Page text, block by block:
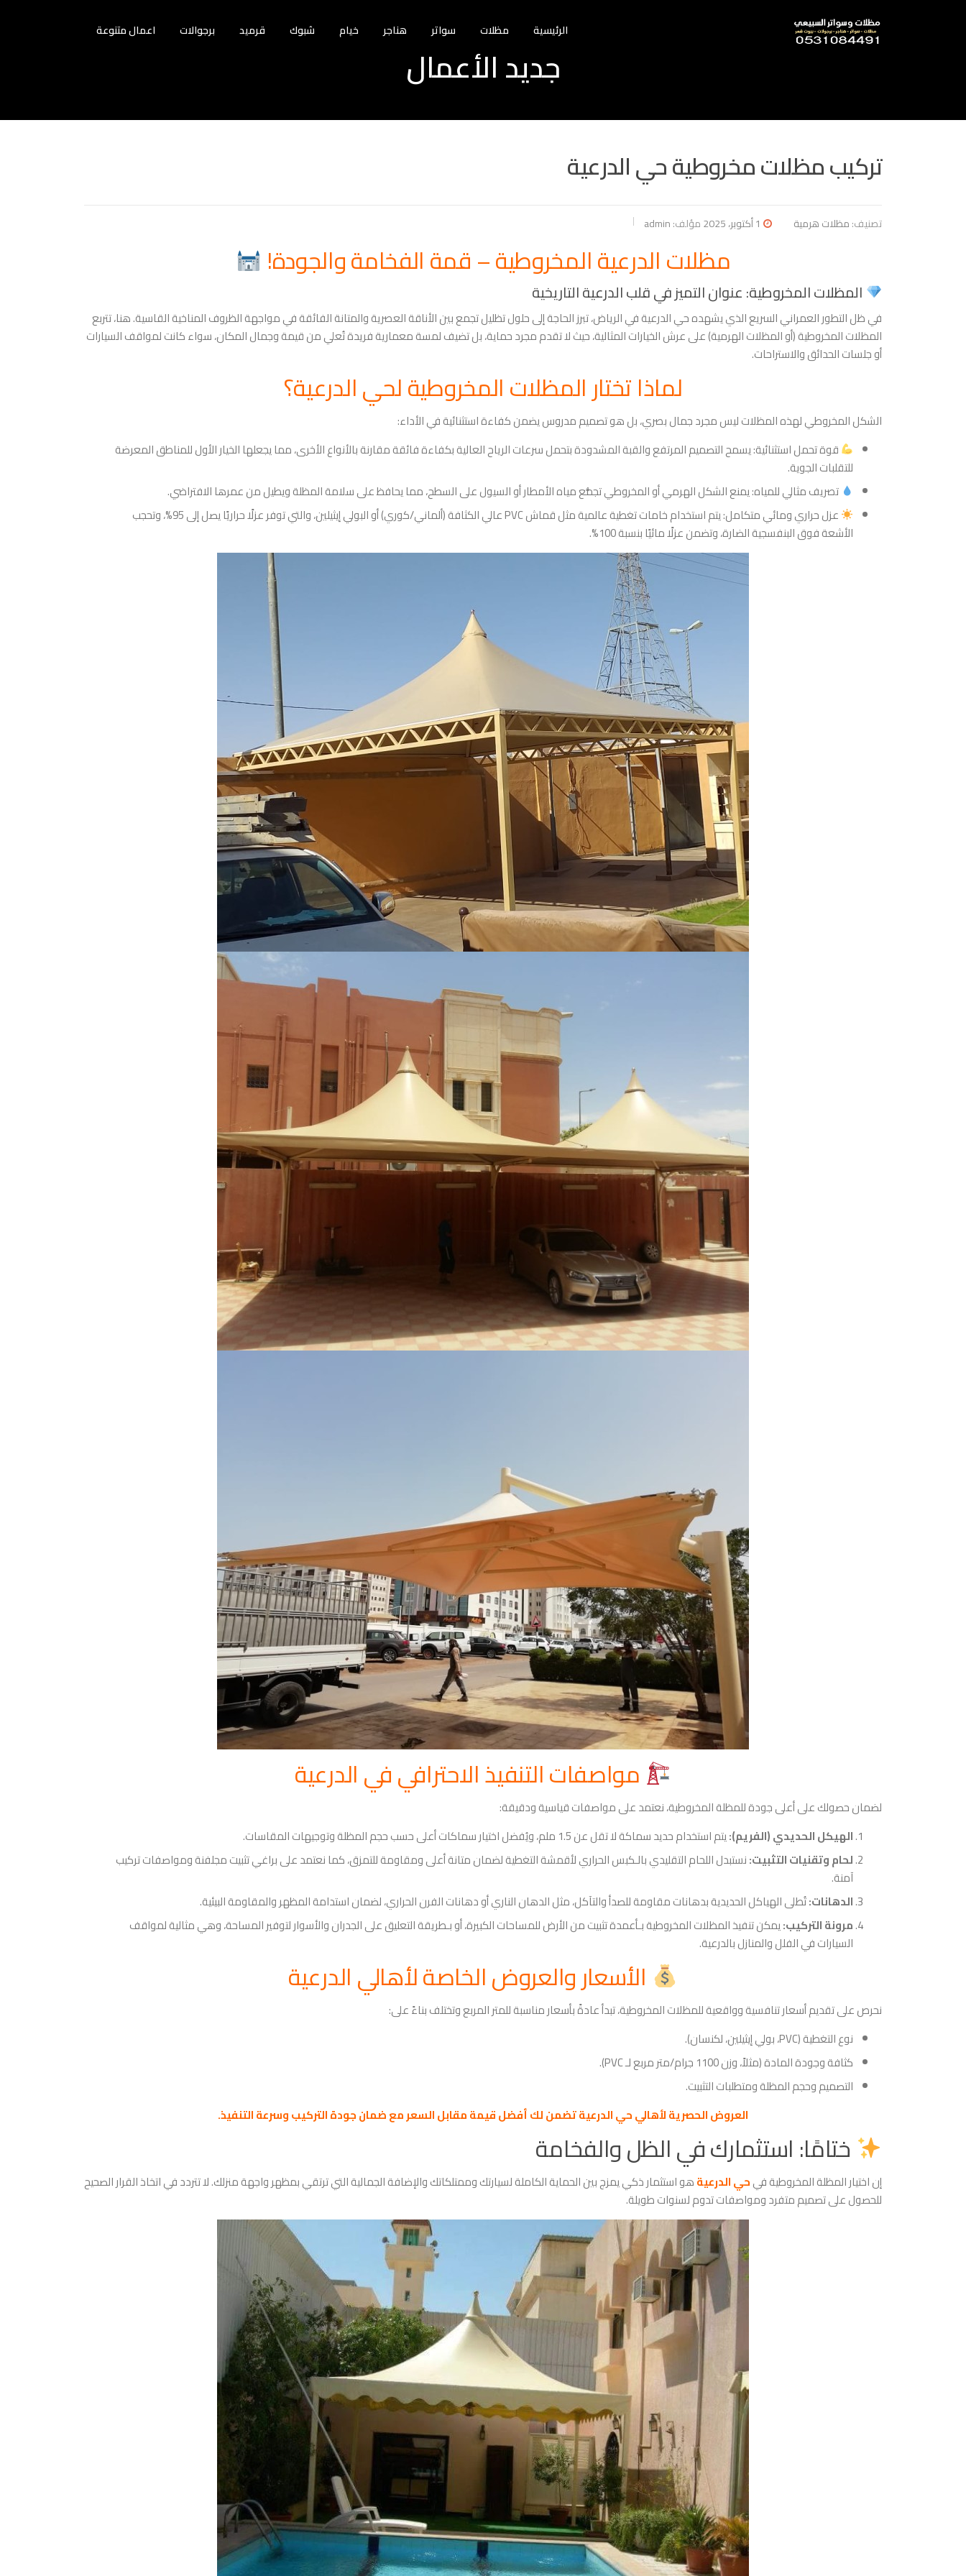
الرئيسية مظلات سواتر هناجر خيام شبوك قرميد برجوالات اعمال متنوعة
جديد الأعمال
تركيب مظلات مخروطية حي الدرعية
1 أكتوبر، 2025 مؤلف:admin تصنيف:مظلات هرمية
مظلات الدرعية المخروطية – قمة الفخامة والجودة!
المظلات المخروطية: عنوان التميز في قلب الدرعية التاريخية
​في ظل التطور العمراني السريع الذي يشهده حي الدرعية في الرياض، تبرز الحاجة إلى حلول تظليل تجمع بين الأناقة العصرية والمتانة الفائقة في مواجهة الظروف المناخية القاسية. هنا، تتربع
المظلات المخروطية (أو المظلات الهرمية) على عرش الخيارات المثالية، حيث لا تقدم مجرد حماية، بل تضيف لمسة معمارية فريدة تُعلي من قيمة وجمال المكان، سواء كانت لمواقف السيارات
أو جلسات الحدائق والاستراحات.
​لماذاتختار المظلات المخروطية لحي الدرعية؟
​الشكل المخروطي لهذه المظلات ليس مجرد جمال بصري، بل هو تصميم مدروس يضمن كفاءة استثنائية في الأداء:
قوة تحمل استثنائية: يسمح التصميم المرتفع والقبة المشدودة بتحمل سرعات الرياح العالية بكفاءة فائقة مقارنة بالأنواع الأخرى، مما يجعلها الخيار الأول للمناطق المعرضة
للتقلبات الجوية.
تصريف مثالي للمياه: يمنع الشكل الهرمي أو المخروطي تجمُّع مياه الأمطار أو السيول على السطح، مما يحافظ على سلامة المظلة ويطيل من عمرها الافتراضي.
عزل حراري ومائي متكامل: يتم استخدام خامات تغطية عالمية مثل قماش PVC عالي الكثافة (ألماني/كوري) أو البولي إيثيلين، والتي توفر عزلًا حراريًا يصل إلى 95%، وتحجب
الأشعة فوق البنفسجية الضارة، وتضمن عزلًا مائيًا بنسبة 100%.
مواصفات التنفيذ الاحترافي في الدرعية
​لضمان حصولك على أعلى جودة للمظلة المخروطية، نعتمد على مواصفات قياسية ودقيقة:
​الهيكل الحديدي (الفريم):يتم استخدام حديد سماكة لا تقل عن 1.5 ملم، ويُفضل اختيار سماكات أعلى حسب حجم المظلة وتوجيهات المقاسات.
​لحام وتقنيات التثبيت:نستبدل اللحام التقليدي بالـكبس الحراري لأقمشة التغطية لضمان متانة أعلى ومقاومة للتمزق، كما نعتمد على براغي تثبيت مجلفنة ومواصفات تركيب
آمنة.
​الدهانات:تُطلى الهياكل الحديدية بدهانات مقاومة للصدأ والتآكل، مثل الدهان الناري أو دهانات الفرن الحراري، لضمان استدامة المظهر والمقاومة البيئية.
​مرونة التركيب:يمكن تنفيذ المظلات المخروطية بـأعمدة تثبيت من الأرض للمساحات الكبيرة، أو بـطريقة التعليق على الجدران والأسوار لتوفير المساحة، وهي مثالية لمواقف
السيارات في الفلل والمنازل بالدرعية.
الأسعار والعروض الخاصة لأهالي الدرعية
​نحرص على تقديم أسعار تنافسية وواقعية للمظلات المخروطية، تبدأ عادةً بأسعار مناسبة للمتر المربع وتختلف بناءً على:
​نوع التغطية (PVC، بولي إيثيلين، لكنسان).
​كثافة وجودة المادة (مثلاً، وزن 1100 جرام/متر مربع لـ PVC).
​التصميم وحجم المظلة ومتطلبات التثبيت.
​العروض الحصرية لأهالي حي الدرعية تضمن لك أفضل قيمة مقابل السعر مع ضمان جودة التركيب وسرعة التنفيذ.
ختامًا: استثمارك في الظل والفخامة
​إن اختيار المظلة المخروطية فيحي الدرعيةهو استثمار ذكي يمزج بين الحماية الكاملة لسيارتك وممتلكاتك والإضافة الجمالية التي ترتقي بمظهر واجهة منزلك. لا تتردد في اتخاذ القرار الصحيح
للحصول على تصميم متفرد ومواصفات تدوم لسنوات طويلة.